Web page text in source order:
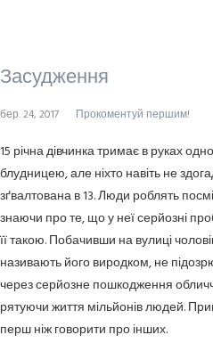
Засудження
бер. 24, 2017 Прокоментуй першим!
15 річна дівчинка тримає в руках
блудницею, але ніхто навіть не
зґвалтована в 13. Люди роблять
знаючи про те, що у неї серйозні
її такою. Побачивши на вулиці
називають його виродком, не
через серйозне пошкодження
рятуючи життя мільйонів людей.
перш ніж говорити про інших.